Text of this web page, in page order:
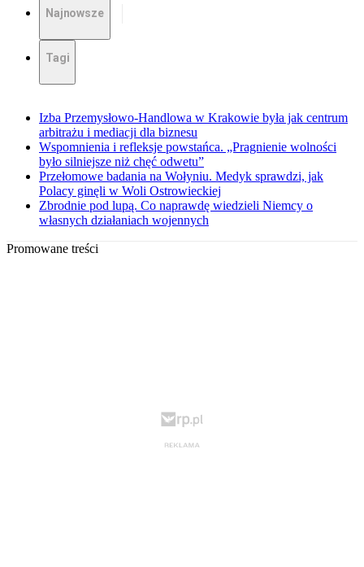
Najnowsze
Tagi
Izba Przemysłowo-Handlowa w Krakowie była jak centrum
arbitrażu i mediacji dla biznesu
Wspomnienia i refleksje powstańca. „Pragnienie wolności
było silniejsze niż chęć odwetu”
Przełomowe badania na Wołyniu. Medyk sprawdzi, jak
Polacy ginęli w Woli Ostrowieckiej
Zbrodnie pod lupą. Co naprawdę wiedzieli Niemcy o
własnych działaniach wojennych
Promowane treści